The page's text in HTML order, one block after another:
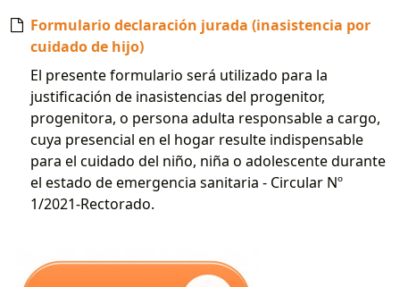
Formulario declaración jurada (inasistencia por
cuidado de hijo)
El presente formulario será utilizado para la
justificación de inasistencias del progenitor,
progenitora, o persona adulta responsable a cargo,
cuya presencial en el hogar resulte indispensable
para el cuidado del niño, niña o adolescente durante
el estado de emergencia sanitaria - Circular Nº
1/2021-Rectorado.